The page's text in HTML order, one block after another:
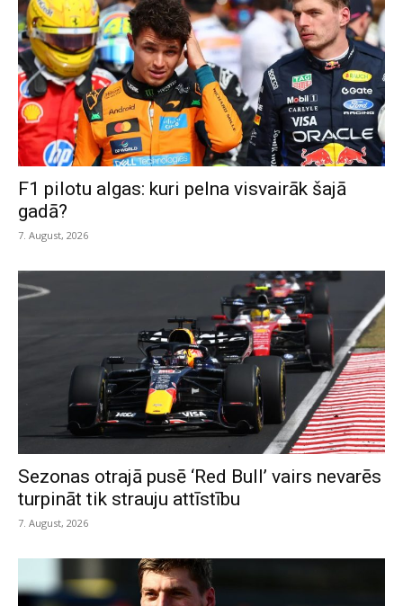
F1 pilotu algas: kuri pelna visvairāk šajā
gadā?
7. August, 2026
Sezonas otrajā pusē ‘Red Bull’ vairs nevarēs
turpināt tik strauju attīstību
7. August, 2026